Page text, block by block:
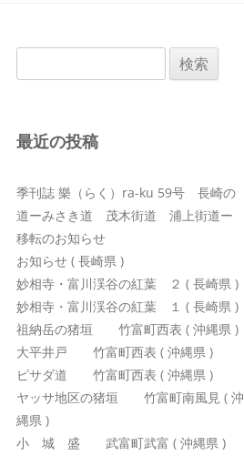
索:
最近の投稿
季刊誌 樂（らく）ra-ku 59号 長崎の
道ーみさき道 茂木街道 浦上街道ー
移転のお知らせ
お知らせ ( 長崎県 )
妙相寺・富川渓谷の紅葉 ２ ( 長崎県 )
妙相寺・富川渓谷の紅葉 １ ( 長崎県 )
祖納岳の猪垣 竹富町西表 ( 沖縄県 )
大平井戸 竹富町西表 ( 沖縄県 )
ピサダ道 竹富町西表 ( 沖縄県 )
ヤッサ地区の猪垣 竹富町南風見 ( 沖
縄県 )
小 城 盛 武富町武富 ( 沖縄県 )